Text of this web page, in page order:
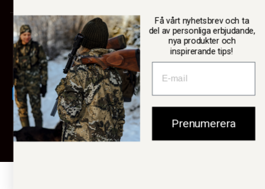
SWEDTEAM AB
ValutaSverige (SEK kr)
© 2026 Swedteam
Få vårt nyhetsbrev och ta
del av personliga erbjudande,
nya produkter och
inspirerande tips!
Prenumerera